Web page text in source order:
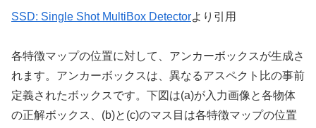
SSD: Single Shot MultiBox Detectorより引用
各特徴マップの位置に対して、アンカーボックスが生成さ
れます。アンカーボックスは、異なるアスペクト比の事前
定義されたボックスです。下図は(a)が入力画像と各物体
の正解ボックス、(b)と(c)のマス目は各特徴マップの位置